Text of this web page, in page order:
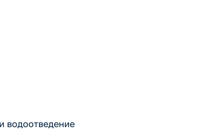
водоотведение